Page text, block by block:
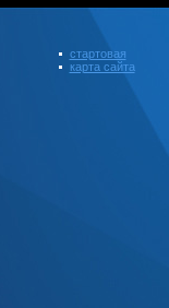
стартовая
карта сайта